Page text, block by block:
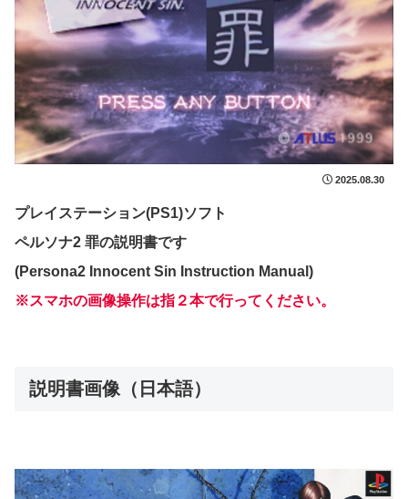
2025.08.30
プレイステーション(PS1)ソフト
ペルソナ2 罪の説明書です
(Persona2 Innocent Sin Instruction Manual)
※スマホの画像操作は指２本で行ってください。
説明書画像（日本語）